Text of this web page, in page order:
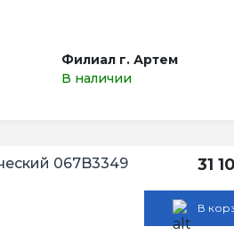
Филиал г. Артем
В наличии
067B3349 31
В